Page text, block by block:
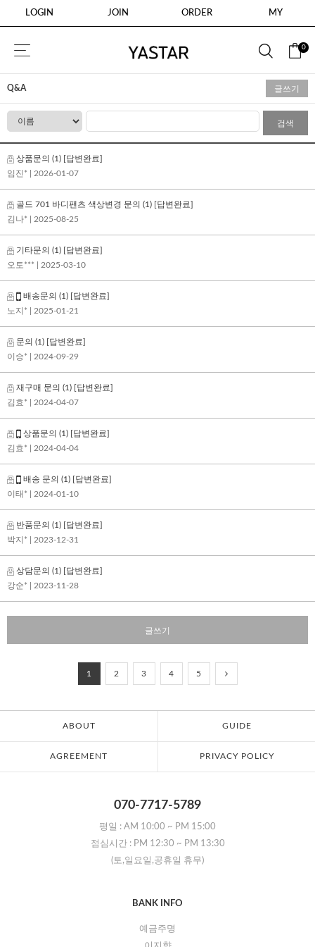
LOGIN JOIN ORDER MY
0
Q&A 글쓰기
검색
상품문의 (1) [답변완료]
임진*
| 2026-01-07
골드 701 바디팬츠 색상변경 문의 (1) [답변완료]
김나*
| 2025-08-25
기타문의 (1) [답변완료]
오토***
| 2025-03-10
배송문의 (1) [답변완료]
노지*
| 2025-01-21
문의 (1) [답변완료]
이승*
| 2024-09-29
재구매 문의 (1) [답변완료]
김효*
| 2024-04-07
상품문의 (1) [답변완료]
김효*
| 2024-04-04
배송 문의 (1) [답변완료]
이태*
| 2024-01-10
반품문의 (1) [답변완료]
박지*
| 2023-12-31
상담문의 (1) [답변완료]
강순*
| 2023-11-28
글쓰기
1 2 3 4 5
ABOUT GUIDE
AGREEMENT PRIVACY POLICY
070-7717-5789
평일 : AM 10:00 ~ PM 15:00
점심시간 : PM 12:30 ~ PM 13:30
(토,일요일,공휴일 휴무)
BANK INFO
예금주명